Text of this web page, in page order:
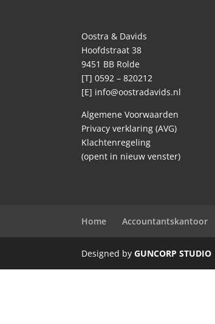
Oostra & Davids
Hoofdstraat 38
9451 BB Rolde
[T] 0592 – 820212
[E] info@oostradavids.nl
Algemene Voorwaarden
Privacy verklaring (AVG)
Klachtenregeling
(opent in nieuw venster)
Home Accountantskantoor
Designed byGUNCORP STUDIO